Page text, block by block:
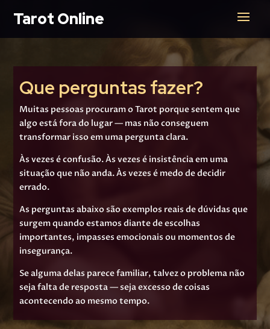
Tarot Online
Que perguntas fazer?
Muitas pessoas procuram o Tarot porque sentem que
algo está fora do lugar — mas não conseguem
transformar isso em uma pergunta clara.
Às vezes é confusão. Às vezes é insistência em uma
situação que não anda. Às vezes é medo de decidir
errado.
As perguntas abaixo são exemplos reais de dúvidas que
surgem quando estamos diante de escolhas
importantes, impasses emocionais ou momentos de
insegurança.
Se alguma delas parece familiar, talvez o problema não
seja falta de resposta — seja excesso de coisas
acontecendo ao mesmo tempo.